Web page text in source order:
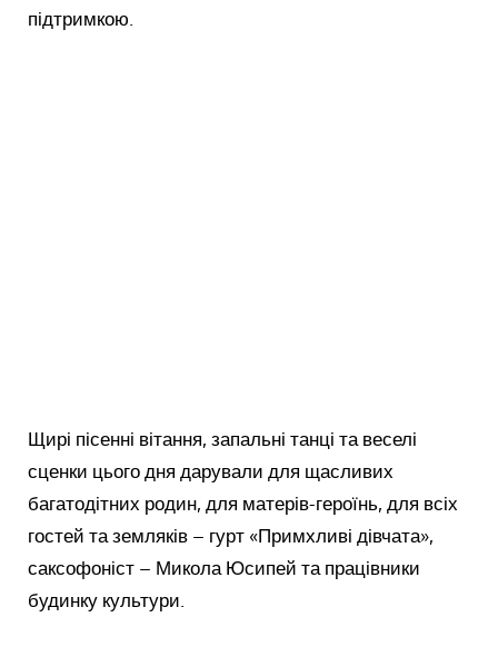
підтримкою.
Щирі пісенні вітання, запальні танці та веселі
сценки цього дня дарували для щасливих
багатодітних родин, для матерів-героїнь, для всіх
гостей та земляків – гурт «Примхливі дівчата»,
саксофоніст – Микола Юсипей та працівники
будинку культури.